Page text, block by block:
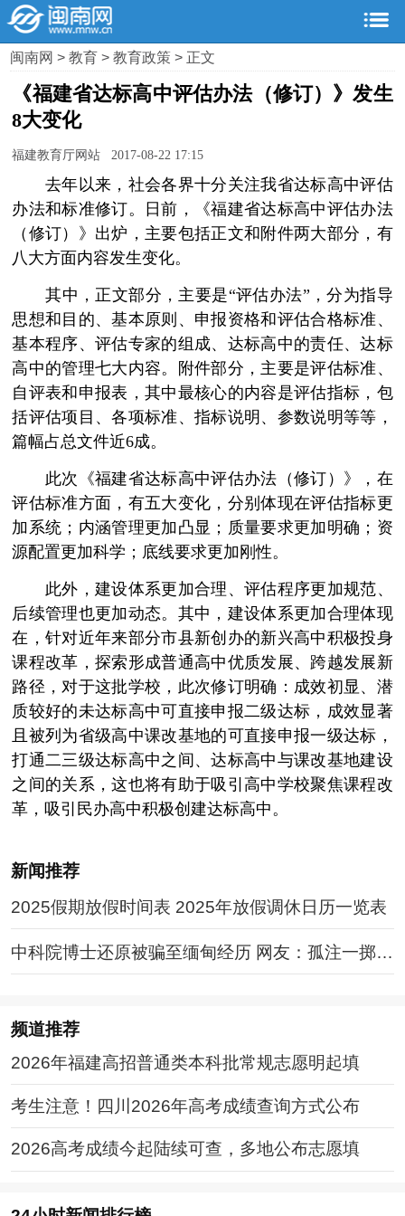
闽南网>教育>教育政策> 正文
《福建省达标高中评估办法（修订）》发生
8大变化
福建教育厅网站 2017-08-22 17:15
去年以来，社会各界十分关注我省达标高中评估
办法和标准修订。日前，《福建省达标高中评估办法
（修订）》出炉，主要包括正文和附件两大部分，有
八大方面内容发生变化。
其中，正文部分，主要是“评估办法”，分为指导
思想和目的、基本原则、申报资格和评估合格标准、
基本程序、评估专家的组成、达标高中的责任、达标
高中的管理七大内容。附件部分，主要是评估标准、
自评表和申报表，其中最核心的内容是评估指标，包
括评估项目、各项标准、指标说明、参数说明等等，
篇幅占总文件近6成。
此次《福建省达标高中评估办法（修订）》，在
评估标准方面，有五大变化，分别体现在评估指标更
加系统；内涵管理更加凸显；质量要求更加明确；资
源配置更加科学；底线要求更加刚性。
此外，建设体系更加合理、评估程序更加规范、
后续管理也更加动态。其中，建设体系更加合理体现
在，针对近年来部分市县新创办的新兴高中积极投身
课程改革，探索形成普通高中优质发展、跨越发展新
路径，对于这批学校，此次修订明确：成效初显、潜
质较好的未达标高中可直接申报二级达标，成效显著
且被列为省级高中课改基地的可直接申报一级达标，
打通二三级达标高中之间、达标高中与课改基地建设
之间的关系，这也将有助于吸引高中学校聚焦课程改
革，吸引民办高中积极创建达标高中。
新闻推荐
2025假期放假时间表 2025年放假调休日历一览表
中科院博士还原被骗至缅甸经历 网友：孤注一掷现
实版
频道推荐
2026年福建高招普通类本科批常规志愿明起填
考生注意！四川2026年高考成绩查询方式公布
2026高考成绩今起陆续可查，多地公布志愿填